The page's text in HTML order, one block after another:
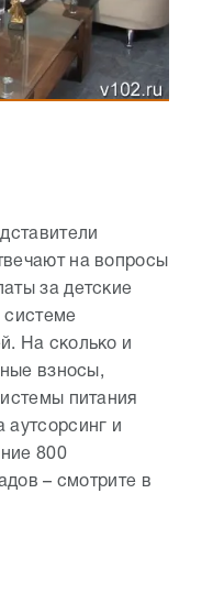
на вопросы
за детские
На сколько и
взносы,
питания
аутсорсинг и
800
– смотрите в